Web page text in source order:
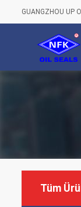
GUANGZHOU UP
Tüm